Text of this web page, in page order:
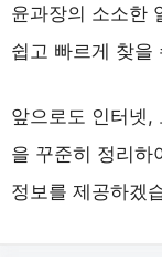
윤과장의 소소한
쉽고 빠르게 찾을
앞으로도 인터넷,
을 꾸준히 정리하
정보를 제공하겠